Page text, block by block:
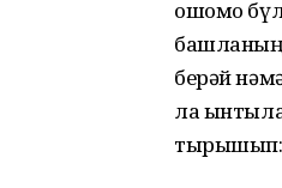
ошомо
берәй
ла
тырышып: